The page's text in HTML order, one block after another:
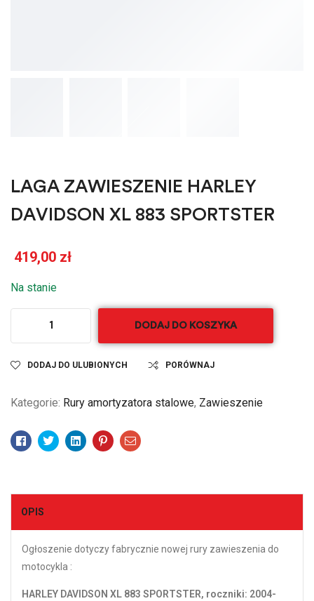
LAGA ZAWIESZENIE HARLEY
DAVIDSON XL 883 SPORTSTER
419,00 zł
Na stanie
DODAJ DO KOSZYKA
DODAJ DO ULUBIONYCH PORÓWNAJ
Kategorie: Rury amortyzatora stalowe, Zawieszenie
Facebook
TwitterLinkedinPinterestEmail
OPIS
Ogłoszenie dotyczy fabrycznie nowej rury zawieszenia do
motocykla :
HARLEY DAVIDSON XL 883 SPORTSTER, roczniki: 2004-